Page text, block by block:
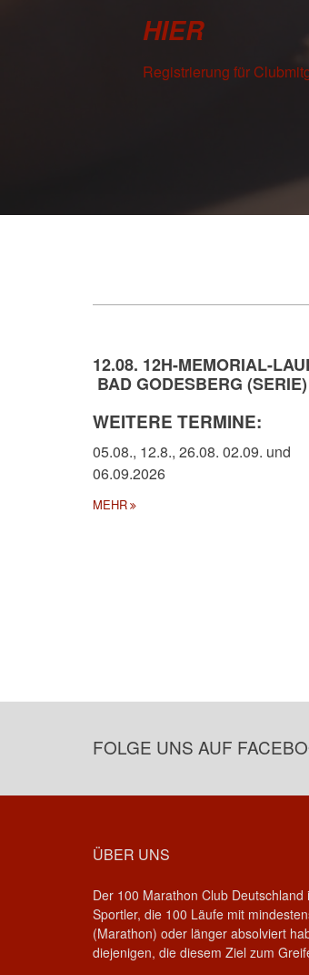
HIER
Registrierung für
12.08. 12H-MEMORIAL-
BAD GODESBERG (SERIE)
WEITERE TERMINE:
05.08., 12.8., 26.08. 02.09. und
06.09.2026
MEHR
FOLGE UNS AUF
ÜBER UNS
Der 100 Marathon Club Deutschland
Sportler, die 100 Läufe mit
(Marathon) oder länger absolviert
diejenigen, die diesem Ziel zum